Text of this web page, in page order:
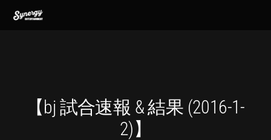
【bj 試合速報 & 結果 (2016-1-
2)】